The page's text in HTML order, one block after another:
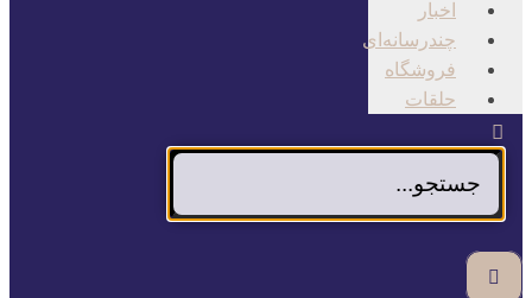
اخبار
چندرسانه‌ای
فروشگاه
حلقات